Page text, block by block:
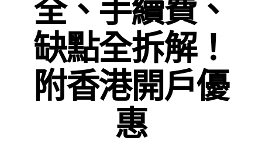
全、手續費、
缺點全拆解！
附香港開戶優
惠